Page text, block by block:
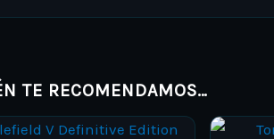
TE RECOMENDAMOS…
Price
This